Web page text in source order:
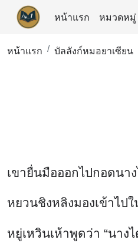
หน้าแรก หมวดหมู่
หน้าแรก บัลลังก์หมอยาเซียน
เขายื่นมือออกไปกอดนา
หยวนชิงหลิงมองเข้าไป
หยู่เหวินเห้าพูดว่า “นาง